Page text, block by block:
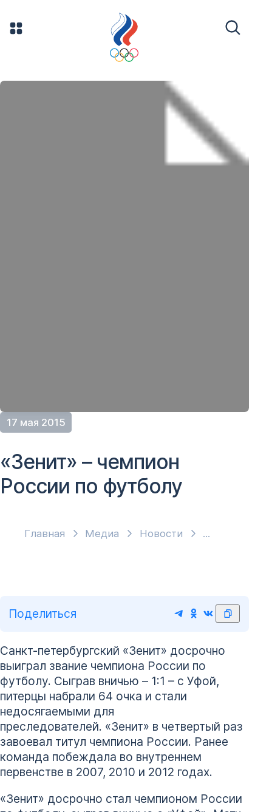
17 мая 2015
Главная Медиа Новости
«Зенит» – чемпион
России по футболу
Поделиться
Санкт-петербургский «Зенит» досрочно
выиграл звание чемпиона России по
футболу. Сыграв вничью – 1:1 – с Уфой,
питерцы набрали 64 очка и стали
недосягаемыми для
преследователей. «Зенит» в четвертый раз
завоевал титул чемпиона России. Ранее
команда побеждала во внутреннем
первенстве в 2007, 2010 и 2012 годах.
«Зенит» досрочно стал чемпионом России